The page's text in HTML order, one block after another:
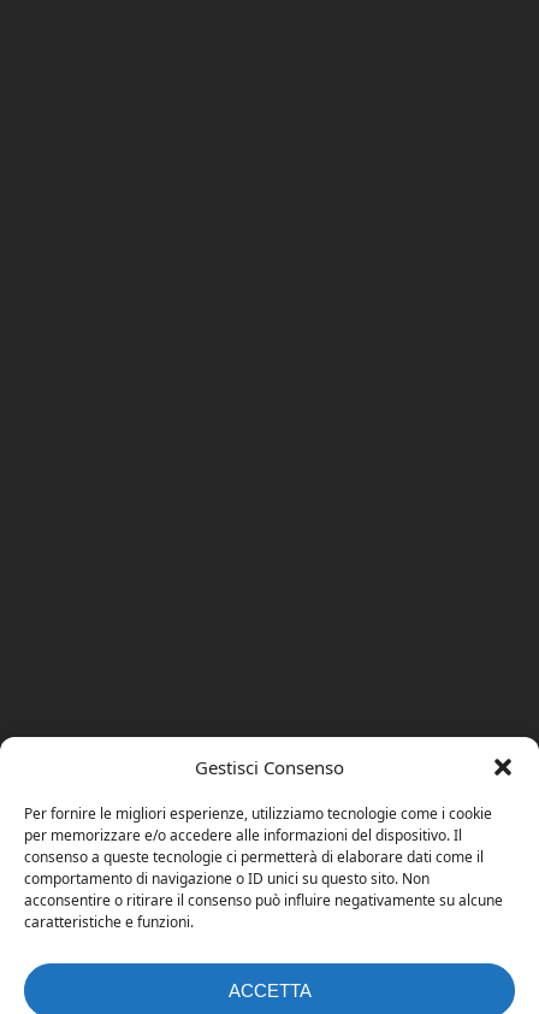
Gestisci Consenso
Per fornire le migliori esperienze, utilizziamo tecnologie come i cookie
per memorizzare e/o accedere alle informazioni del dispositivo. Il
consenso a queste tecnologie ci permetterà di elaborare dati come il
comportamento di navigazione o ID unici su questo sito. Non
acconsentire o ritirare il consenso può influire negativamente su alcune
caratteristiche e funzioni.
ACCETTA